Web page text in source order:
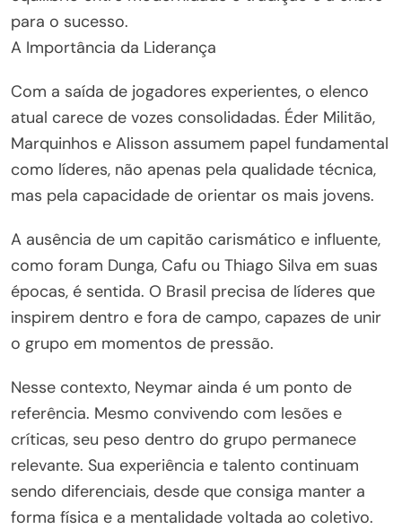
para o sucesso.
A Importância da Liderança
Com a saída de jogadores experientes, o elenco
atual carece de vozes consolidadas. Éder Militão,
Marquinhos e Alisson assumem papel fundamental
como líderes, não apenas pela qualidade técnica,
mas pela capacidade de orientar os mais jovens.
A ausência de um capitão carismático e influente,
como foram Dunga, Cafu ou Thiago Silva em suas
épocas, é sentida. O Brasil precisa de líderes que
inspirem dentro e fora de campo, capazes de unir
o grupo em momentos de pressão.
Nesse contexto, Neymar ainda é um ponto de
referência. Mesmo convivendo com lesões e
críticas, seu peso dentro do grupo permanece
relevante. Sua experiência e talento continuam
sendo diferenciais, desde que consiga manter a
forma física e a mentalidade voltada ao coletivo.